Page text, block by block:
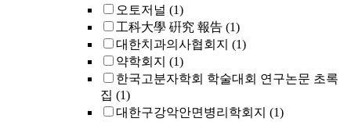
오토저널 (1)
工科大學 硏究 報告 (1)
대한치과의사협회지 (1)
약학회지 (1)
한국고분자학회 학술대회 연구논문 초록
집 (1)
대한구강악안면병리학회지 (1)